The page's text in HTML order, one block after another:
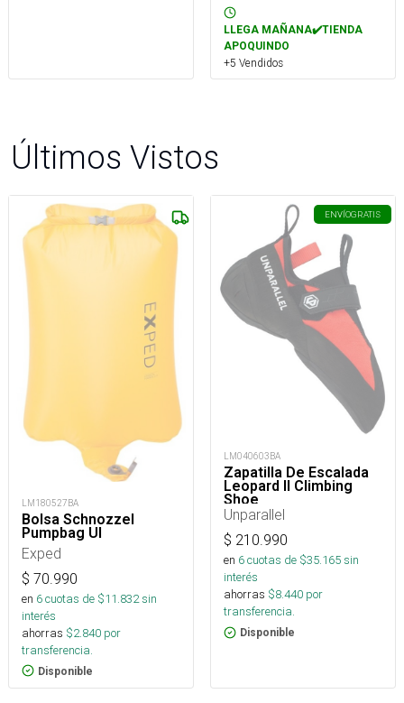
LLEGA MAÑANA✔️TIENDA
APOQUINDO
+5 Vendidos
Últimos Vistos
LM180527BA
Bolsa Schnozzel
Pumpbag Ul
Exped
$ 70.990
en 6cuotas de $11.832sin
interés
ahorras $2.840 por
transferencia.
Disponible
ENVÍOGRATIS
LM040603BA
Zapatilla De Escalada
Leopard II Climbing
Shoe
Unparallel
$ 210.990
en 6cuotas de $35.165sin
interés
ahorras $8.440 por
transferencia.
Disponible